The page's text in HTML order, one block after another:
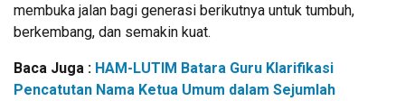
membuka jalan bagi generasi berikutnya untuk tumbuh,
berkembang, dan semakin kuat.
Baca Juga : HAM-LUTIM Batara Guru Klarifikasi
Pencatutan Nama Ketua Umum dalam Sejumlah